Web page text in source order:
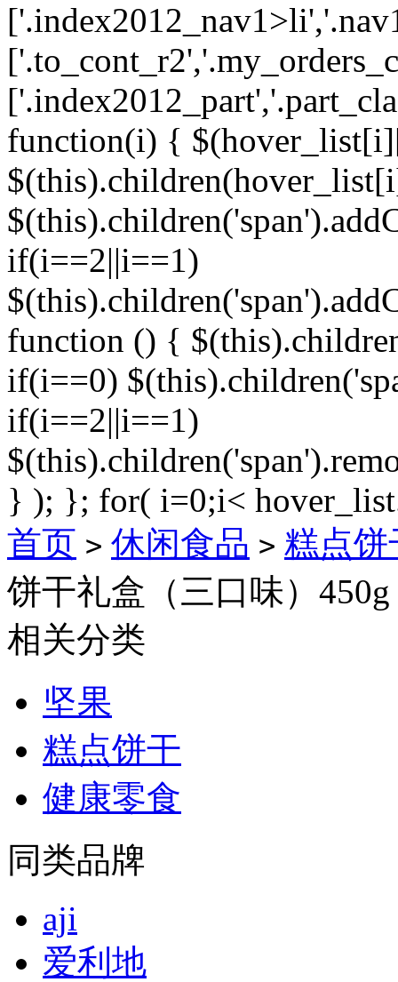
function(i) {
if(i==2||i==1)
function () {
if(i==0)
if(i==2||i==1)
} ); }; for( i=0;i<
首页 > 休闲食品 > 糕点饼
饼干礼盒（三口味）450g
相关分类
坚果
糕点饼干
健康零食
同类品牌
aji
爱利地